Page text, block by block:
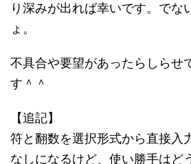
り深みが出れば幸いです。でな
ょ。
不具合や要望があったらしらせ
す＾＾
【追記】
符と翻数を選択形式から直接入
なしになるけど、使い勝手はど